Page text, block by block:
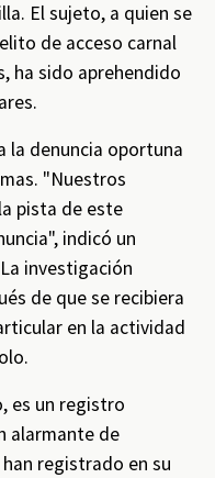
El sujeto, a quien se
de acceso carnal
ha sido aprehendido
la denuncia oportuna
"Nuestros
pista de este
indicó un
investigación
de que se recibiera
en la actividad
es un registro
alarmante de
registrado en su